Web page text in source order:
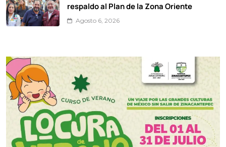
respaldo al Plan de la Zona Oriente
Agosto 6, 2026